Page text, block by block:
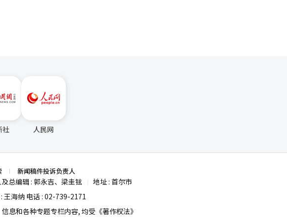
社 人民网
新闻稿件投诉负责人
总编辑 : 郭永吉、梁圭铉
地址 : 首尔市
王海纳 电话 : 02-739-2171
息和各种专题专栏内容, 均受《著作权法》